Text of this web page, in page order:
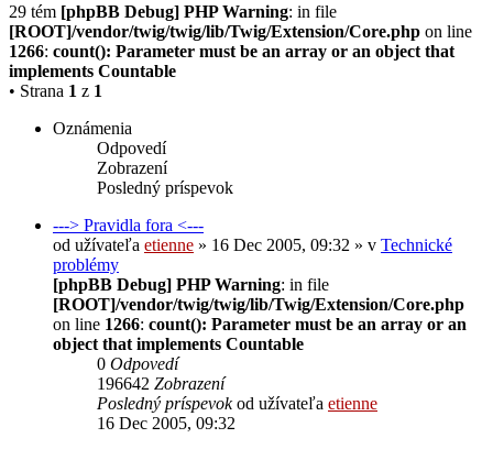
29 tém [phpBB Debug] PHP Warning: in file
[ROOT]/vendor/twig/twig/lib/Twig/Extension/Core.php on line
1266: count(): Parameter must be an array or an object that
implements Countable
• Strana 1 z 1
Oznámenia
Odpovedí
Zobrazení
Posledný príspevok
---> Pravidla fora <---
od užívateľa etienne » 16 Dec 2005, 09:32 » v Technické
problémy
[phpBB Debug] PHP Warning: in file
[ROOT]/vendor/twig/twig/lib/Twig/Extension/Core.php
on line 1266: count(): Parameter must be an array or an
object that implements Countable
0 Odpovedí
196642 Zobrazení
Posledný príspevokod užívateľa etienne
16 Dec 2005, 09:32